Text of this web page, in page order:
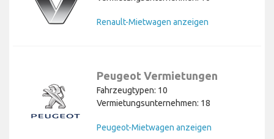
Renault-Mietwagen anzeigen
Peugeot Vermietungen
Fahrzeugtypen: 10
Vermietungsunternehmen: 18
Peugeot-Mietwagen anzeigen